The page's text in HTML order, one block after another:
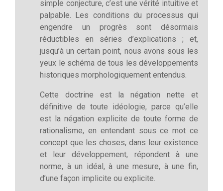
simple conjecture, c’est une vérité intuitive et
palpable. Les conditions du processus qui
engendre un progrès sont désormais
réductibles en séries d’explications ; et,
jusqu’à un certain point, nous avons sous les
yeux le schéma de tous les développements
historiques morphologiquement entendus.
Cette doctrine est la négation nette et
définitive de toute idéologie, parce qu’elle
est la négation explicite de toute forme de
rationalisme, en entendant sous ce mot ce
concept que les choses, dans leur existence
et leur développement, répondent à une
norme, à un idéal, à une mesure, à une fin,
d’une façon implicite ou explicite.